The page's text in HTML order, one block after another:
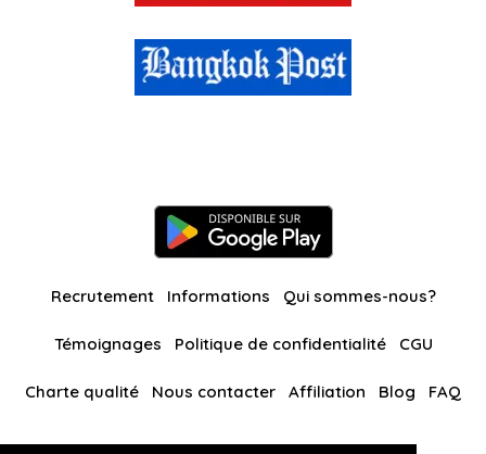
Recrutement Informations Qui sommes-nous?
Témoignages Politique de confidentialité CGU
Charte qualité Nous contacter Affiliation Blog FAQ